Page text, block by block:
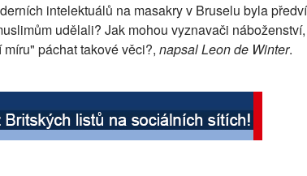
intelektuálů na masakry v Bruselu byla
udělali? Jak mohou vyznavači
páchat takové věci?, napsal Leon de Winter.